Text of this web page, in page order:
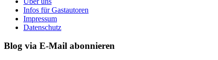
Infos für Gastautoren
Impressum
Datenschutz
Blog via E-Mail abonnieren